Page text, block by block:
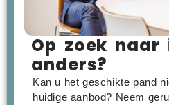
Op zoek naar
anders?
Kan u het geschikte pand
huidige aanbod? Neem